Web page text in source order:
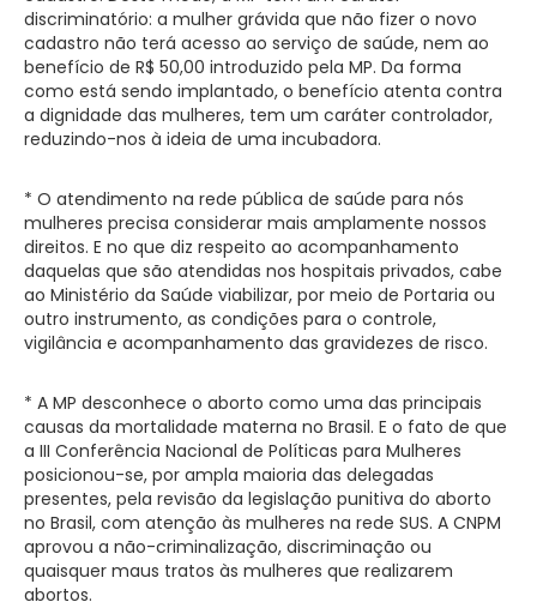
discriminatório: a mulher grávida que não fizer o novo
cadastro não terá acesso ao serviço de saúde, nem ao
benefício de R$ 50,00 introduzido pela MP. Da forma
como está sendo implantado, o benefício atenta contra
a dignidade das mulheres, tem um caráter controlador,
reduzindo-nos à ideia de uma incubadora.
* O atendimento na rede pública de saúde para nós
mulheres precisa considerar mais amplamente nossos
direitos. E no que diz respeito ao acompanhamento
daquelas que são atendidas nos hospitais privados, cabe
ao Ministério da Saúde viabilizar, por meio de Portaria ou
outro instrumento, as condições para o controle,
vigilância e acompanhamento das gravidezes de risco.
* A MP desconhece o aborto como uma das principais
causas da mortalidade materna no Brasil. E o fato de que
a III Conferência Nacional de Políticas para Mulheres
posicionou-se, por ampla maioria das delegadas
presentes, pela revisão da legislação punitiva do aborto
no Brasil, com atenção às mulheres na rede SUS. A CNPM
aprovou a não-criminalização, discriminação ou
quaisquer maus tratos às mulheres que realizarem
abortos.